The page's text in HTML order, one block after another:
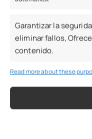
Garantizar la
eliminar fallos,
contenido.
Read more about these